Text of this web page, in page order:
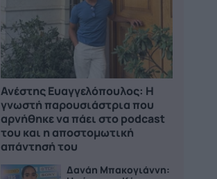
Ανέστης Ευαγγελόπουλος: Η
γνωστή παρουσιάστρια που
αρνήθηκε να πάει στο podcast
του και η αποστομωτική
απάντησή του
Δανάη Μπακογιάννη: